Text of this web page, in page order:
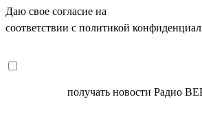
Даю свое согласие на
соответствии с политикой
получать новости Радио